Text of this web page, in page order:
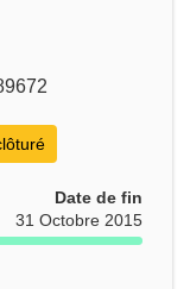
Date de fin
31 Octobre 2015